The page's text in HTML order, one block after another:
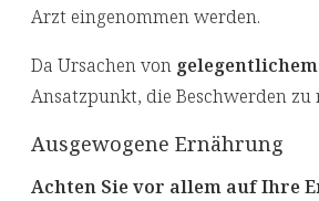
Arzt eingenommen werden.
Da Ursachen von gelegentlichem
Ansatzpunkt, die Beschwerden zu
Ausgewogene Ernährung
Achten Sie vor allem auf Ihre